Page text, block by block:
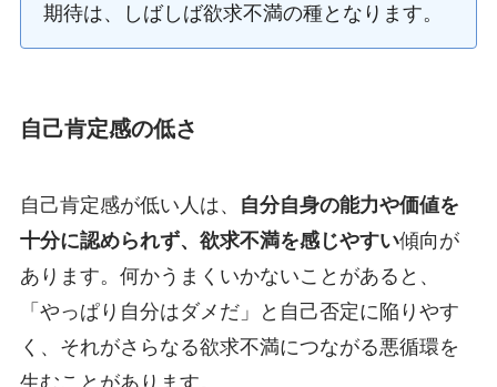
期待は、しばしば欲求不満の種となります。
自己肯定感の低さ
自己肯定感が低い人は、
自分自身の能力や価値を
十分に認められず、欲求不満を感じやすい傾向が
あります。何かうまくいかないことがあると、
「やっぱり自分はダメだ」と自己否定に陥りやす
く、それがさらなる欲求不満につながる悪循環を